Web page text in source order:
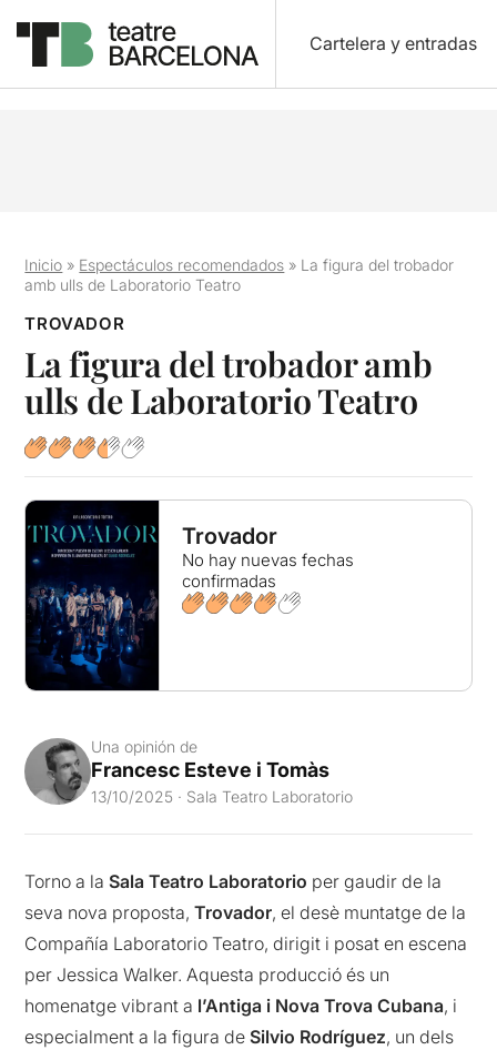
Cartelera y entradas
Inicio » Espectáculos recomendados » La figura del trobador
amb ulls de Laboratorio Teatro
TROVADOR
La figura del trobador amb
ulls de Laboratorio Teatro
Trovador
No hay nuevas fechas
confirmadas
Una opinión de
Francesc Esteve i Tomàs
13/10/2025 · Sala Teatro Laboratorio
Torno a laSala Teatro Laboratorio per gaudir de la
seva nova proposta,Trovador, el desè muntatge de la
Compañía Laboratorio Teatro, dirigit i posat en escena
per Jessica Walker. Aquesta producció és un
homenatge vibrant a l’Antiga i Nova Trova Cubana, i
especialment a la figura deSilvio Rodríguez, un dels